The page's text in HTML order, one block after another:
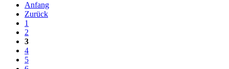
Anfang
Zurück
1
2
3
4
5